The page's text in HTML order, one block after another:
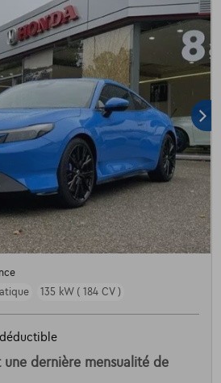
135 kW ( 184 CV )
déductible
une dernière mensualité de